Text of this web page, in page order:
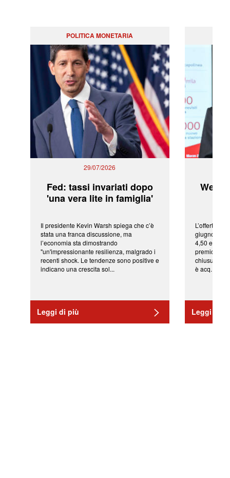
POLITICA MONETARIA
29/07/2026
Fed: tassi invariati dopo
'una vera lite in famiglia'
Il presidente Kevin Warsh spiega che c’è
stata una franca discussione, ma
l’economia sta dimostrando
"un'impressionante resilienza, malgrado i
recenti shock. Le tendenze sono positive e
indicano una crescita sol...
Leggi di più
L’offerta
giugno da
4,50 euro
premio di
chiusura
è acq...
Leggi di